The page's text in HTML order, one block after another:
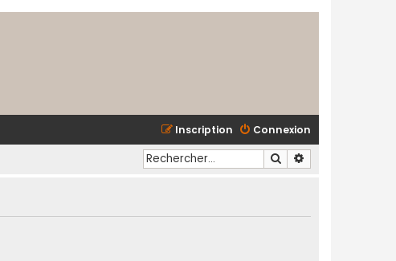
Connexion
Inscription
Rechercher